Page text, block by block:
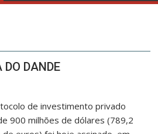
DANDE
de investimento privado
900 milhões de dólares (789,2